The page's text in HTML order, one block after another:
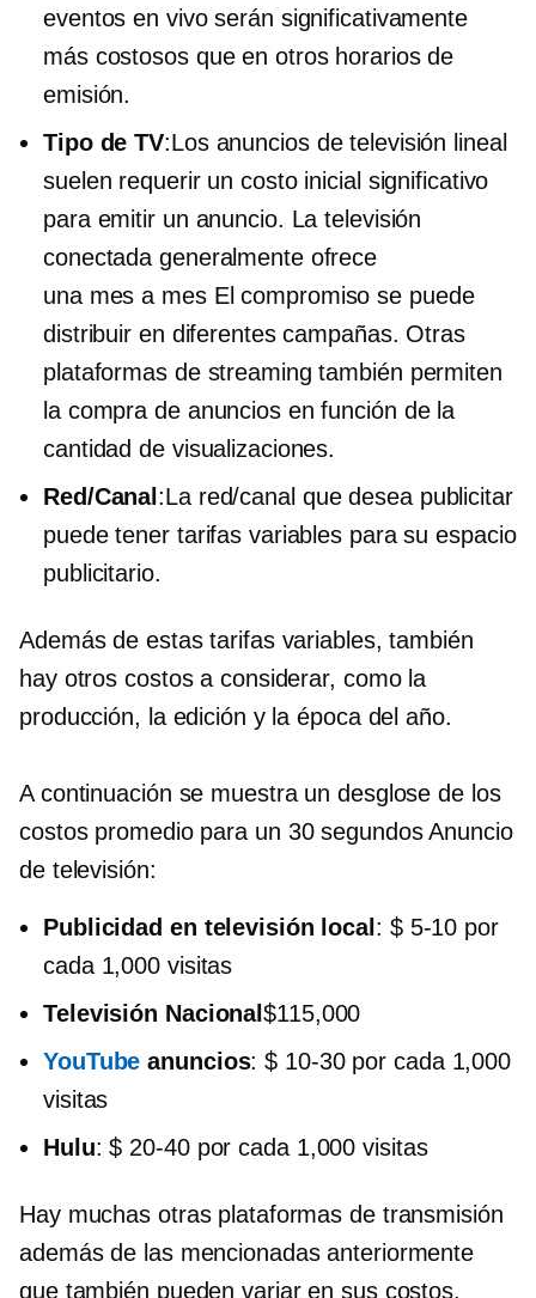
eventos en vivo serán significativamente
más costosos que en otros horarios de
emisión.
Tipo de TV:Los anuncios de televisión lineal
suelen requerir un costo inicial significativo
para emitir un anuncio. La televisión
conectada generalmente ofrece
una mes a mesEl compromiso se puede
distribuir en diferentes campañas. Otras
plataformas de streaming también permiten
la compra de anuncios en función de la
cantidad de visualizaciones.
Red/Canal :La red/canal que desea publicitar
puede tener tarifas variables para su espacio
publicitario.
Además de estas tarifas variables, también
hay otros costos a considerar, como la
producción, la edición y la época del año.
A continuación se muestra un desglose de los
costos promedio para un 30 segundosAnuncio
de televisión:
Publicidad en televisión local : $ 5-10 por
cada 1,000 visitas
Televisión Nacional$115,000
YouTube anuncios:$ 10-30por cada 1,000
visitas
Hulu:$ 20-40por cada 1,000 visitas
Hay muchas otras plataformas de transmisión
además de las mencionadas anteriormente
que también pueden variar en sus costos,